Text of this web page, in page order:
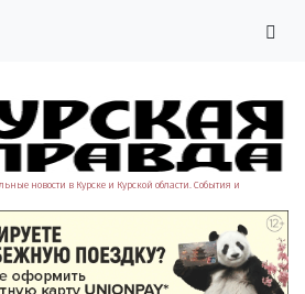
новости в Курске и Курской области. События и